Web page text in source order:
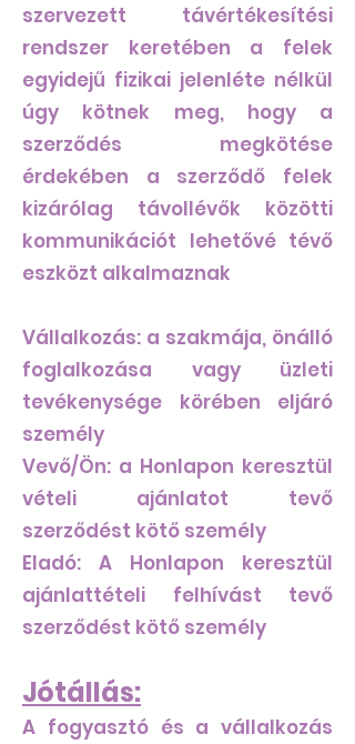
szervezett távértékesítési
rendszer keretében a felek
egyidejű fizikai jelenléte nélkül
úgy kötnek meg, hogy a
szerződés megkötése
érdekében a szerződő felek
kizárólag távollévők közötti
kommunikációt lehetővé tévő
eszközt alkalmaznak
Vállalkozás: a szakmája, önálló
foglalkozása vagy üzleti
tevékenysége körében eljáró
személy
Vevő/Ön: a Honlapon keresztül
vételi ajánlatot tevő
szerződést kötő személy
Eladó: A Honlapon keresztül
ajánlattételi felhívást tevő
szerződést kötő személy
Jótállás:
A fogyasztó és a vállalkozás